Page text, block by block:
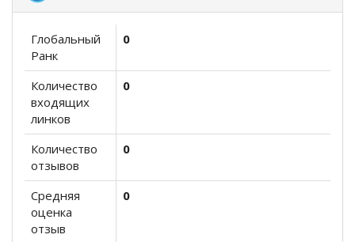
Глобальный
Ранк
0
Количество
входящих
линков
0
Количество
отзывов
0
Средняя
оценка
отзыв
0